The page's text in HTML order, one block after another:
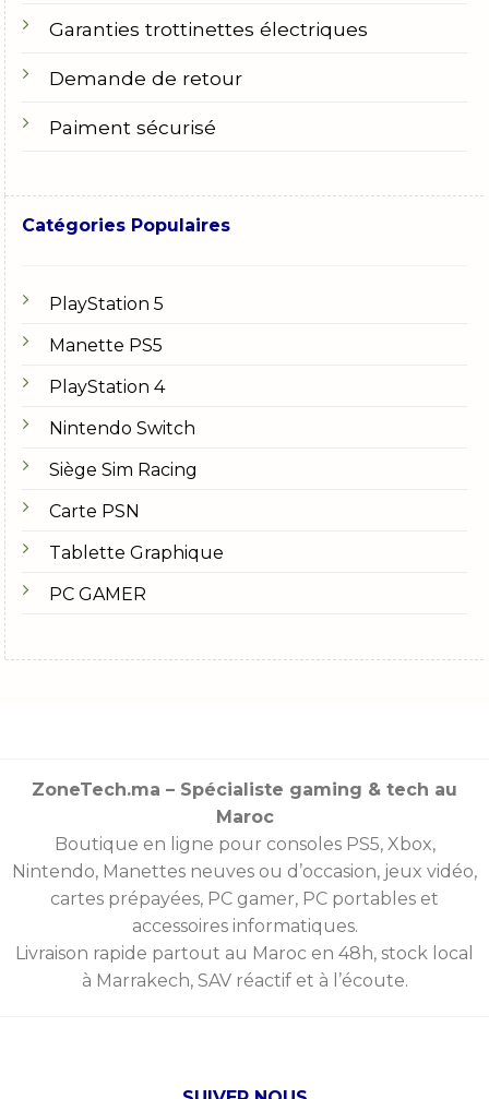
Garanties trottinettes électriques
Demande de retour
Paiment sécurisé
Catégories Populaires
PlayStation 5
Manette PS5
PlayStation 4
Nintendo Switch
Siège Sim Racing
Carte PSN
Tablette Graphique
PC GAMER
ZoneTech.ma – Spécialiste gaming & tech au
Maroc
Boutique en ligne pour consoles PS5, Xbox,
Nintendo, Manettes neuves ou d’occasion, jeux vidéo,
cartes prépayées, PC gamer, PC portables et
accessoires informatiques.
Livraison rapide partout au Maroc en 48h, stock local
à Marrakech, SAV réactif et à l’écoute.